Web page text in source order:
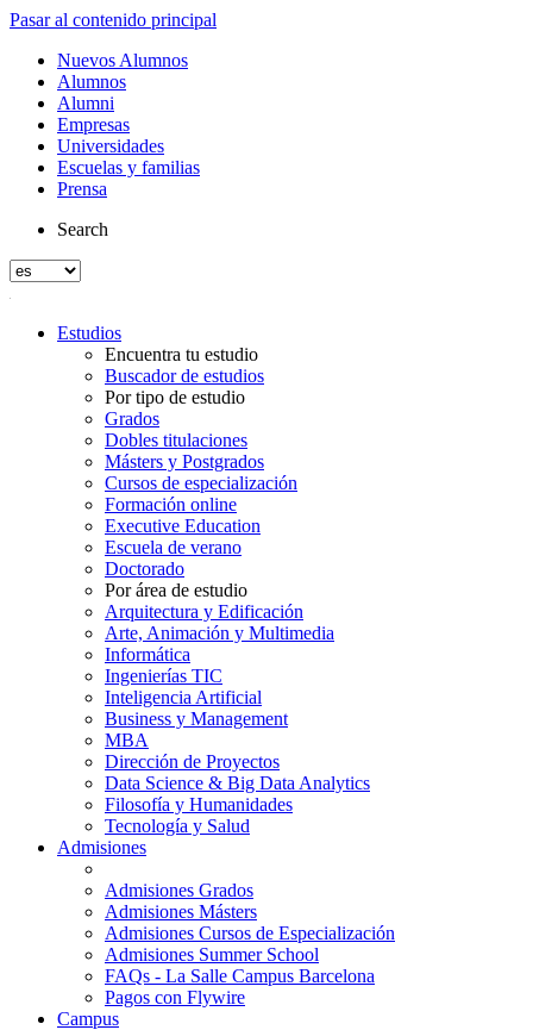
Pasar al contenido principal
Nuevos Alumnos
Alumnos
Alumni
Empresas
Universidades
Escuelas y familias
Prensa
Search
Estudios
Encuentra tu estudio
Buscador de estudios
Por tipo de estudio
Grados
Dobles titulaciones
Másters y Postgrados
Cursos de especialización
Formación online
Executive Education
Escuela de verano
Doctorado
Por área de estudio
Arquitectura y Edificación
Arte, Animación y Multimedia
Informática
Ingenierías TIC
Inteligencia Artificial
Business y Management
MBA
Dirección de Proyectos
Data Science & Big Data Analytics
Filosofía y Humanidades
Tecnología y Salud
Admisiones
Admisiones Grados
Admisiones Másters
Admisiones Cursos de Especialización
Admisiones Summer School
FAQs - La Salle Campus Barcelona
Pagos con Flywire
Campus